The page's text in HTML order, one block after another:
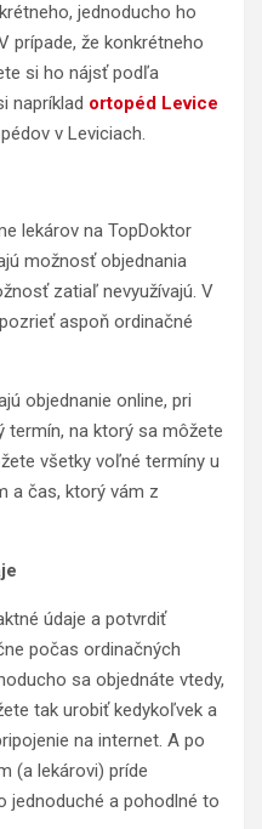
jednoducho ho
prípade, že konkrétneho
si ho nájsť podľa
napríklad ortopéd Levice
v Leviciach.
lekárov na TopDoktor
možnosť objednania
zatiaľ nevyužívajú. V
aspoň ordinačné
objednanie online, pri
termín, na ktorý sa môžete
všetky voľné termíny u
a čas, ktorý vám z
údaje a potvrdiť
počas ordinačných
sa objednáte vtedy,
tak urobiť kedykoľvek a
na internet. A po
(a lekárovi) príde
jednoduché a pohodlné to